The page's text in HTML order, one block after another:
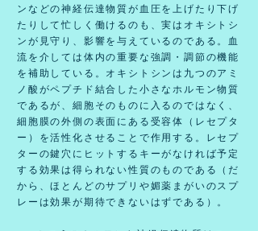
ンなどの神経伝達物質が血圧を上げたり下げ
たりして忙しく働けるのも、実はオキシトシ
ンが見守り、影響を与えているのである。血
流を介しては体内の重要な強調・調節の機能
を補助している。オキシトシンは九つのアミ
ノ酸がペプチド結合した小さなホルモン物質
であるが、細胞そのものに入るのではなく、
細胞膜の外側の表面にある受容体（レセプタ
ー）を活性化させることで作用する。レセプ
ターの鍵穴にヒットするキーがなければ予定
する効果は得られない性質のものである（だ
から、ほとんどのサプリや媚薬まがいのスプ
レーは効果が期待できないはずである）。